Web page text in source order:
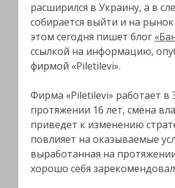
расширился в Украину, а в
собирается выйти и на рынок
этом сегодня пишет блог
ссылкой на информацию,
фирмой «Piletilevi».
Фирма «Piletilevi» работает в
протяжении 16 лет, смена
приведет к изменению
повлияет на оказываемые
выработанная на
хорошо себя